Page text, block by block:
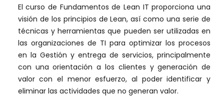
El curso de Fundamentos de Lean IT proporciona una
visión de los principios de Lean, así como una serie de
técnicas y herramientas que pueden ser utilizadas en
las organizaciones de TI para optimizar los procesos
en la Gestión y entrega de servicios, principalmente
con una orientación a los clientes y generación de
valor con el menor esfuerzo, al poder identificar y
eliminar las actividades que no generan valor.